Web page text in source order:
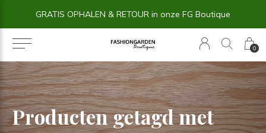
0
GRATIS OPHALEN & RETOUR in onze FG Boutique
Producten getagd met